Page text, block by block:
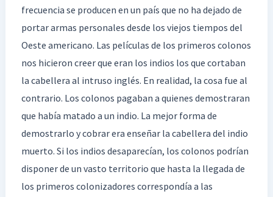
frecuencia se producen en un país que no ha dejado de
portar armas personales desde los viejos tiempos del
Oeste americano. Las películas de los primeros colonos
nos hicieron creer que eran los indios los que cortaban
la cabellera al intruso inglés. En realidad, la cosa fue al
contrario. Los colonos pagaban a quienes demostraran
que había matado a un indio. La mejor forma de
demostrarlo y cobrar era enseñar la cabellera del indio
muerto. Si los indios desaparecían, los colonos podrían
disponer de un vasto territorio que hasta la llegada de
los primeros colonizadores correspondía a las